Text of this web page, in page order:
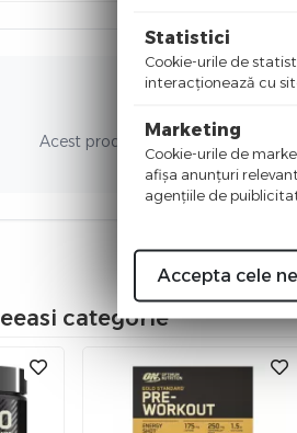
Acest produs nu a adunat recenzii.
categorie
Statistici
Cookie-urile de
interacţionează cu
Marketing
Cookie-urile de
afişa anunţuri
agenţiile de
Accepta cele